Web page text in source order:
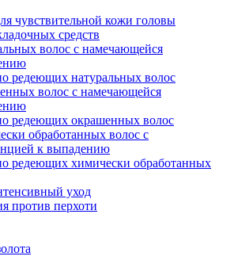
чувствительной кожи головы
средств
волос с намечающейся
редеющих натуральных волос
волос с намечающейся
редеющих окрашенных волос
обработанных волос с
к выпадению
редеющих химически обработанных
уход
против перхоти